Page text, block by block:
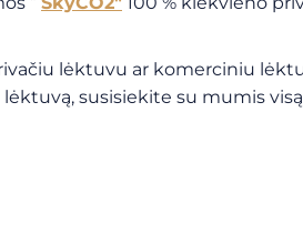
lėktuvu ar komerciniu
susisiekite su mumis